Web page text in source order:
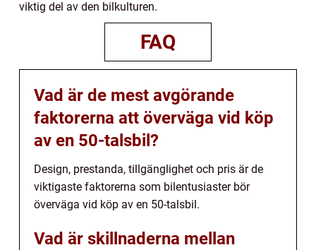
viktig del av den bilkulturen.
FAQ
Vad är de mest avgörande
faktorerna att överväga vid köp
av en 50-talsbil?
Design, prestanda, tillgänglighet och pris är de
viktigaste faktorerna som bilentusiaster bör
överväga vid köp av en 50-talsbil.
Vad är skillnaderna mellan